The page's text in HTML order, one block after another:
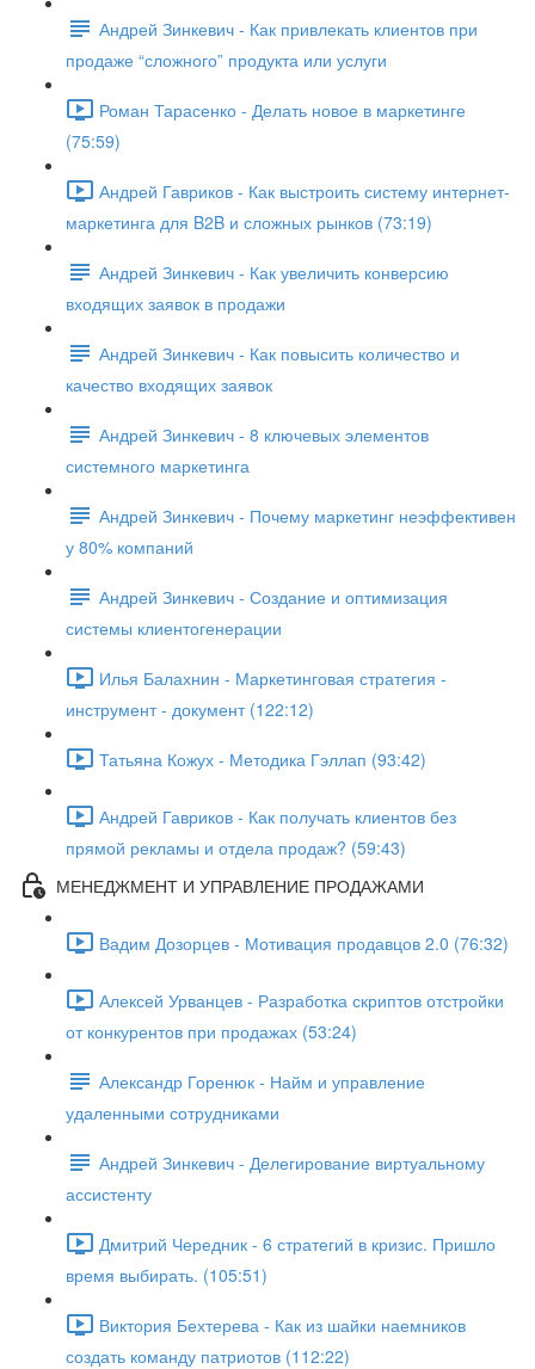
Андрей Зинкевич - Как привлекать клиентов при
продаже “сложного” продукта или услуги
Роман Тарасенко - Делать новое в маркетинге
(75:59)
Андрей Гавриков - Как выстроить систему интернет-
маркетинга для B2B и сложных рынков (73:19)
Андрей Зинкевич - Как увеличить конверсию
входящих заявок в продажи
Андрей Зинкевич - Как повысить количество и
качество входящих заявок
Андрей Зинкевич - 8 ключевых элементов
системного маркетинга
Андрей Зинкевич - Почему маркетинг неэффективен
у 80% компаний
Андрей Зинкевич - Создание и оптимизация
системы клиентогенерации
Илья Балахнин - Маркетинговая стратегия -
инструмент - документ (122:12)
Татьяна Кожух - Методика Гэллап (93:42)
Андрей Гавриков - Как получать клиентов без
прямой рекламы и отдела продаж? (59:43)
МЕНЕДЖМЕНТ И УПРАВЛЕНИЕ ПРОДАЖАМИ
Вадим Дозорцев - Мотивация продавцов 2.0 (76:32)
Алексей Урванцев - Разработка скриптов отстройки
от конкурентов при продажах (53:24)
Александр Горенюк - Найм и управление
удаленными сотрудниками
Андрей Зинкевич - Делегирование виртуальному
ассистенту
Дмитрий Чередник - 6 стратегий в кризис. Пришло
время выбирать. (105:51)
Виктория Бехтерева - Как из шайки наемников
создать команду патриотов (112:22)